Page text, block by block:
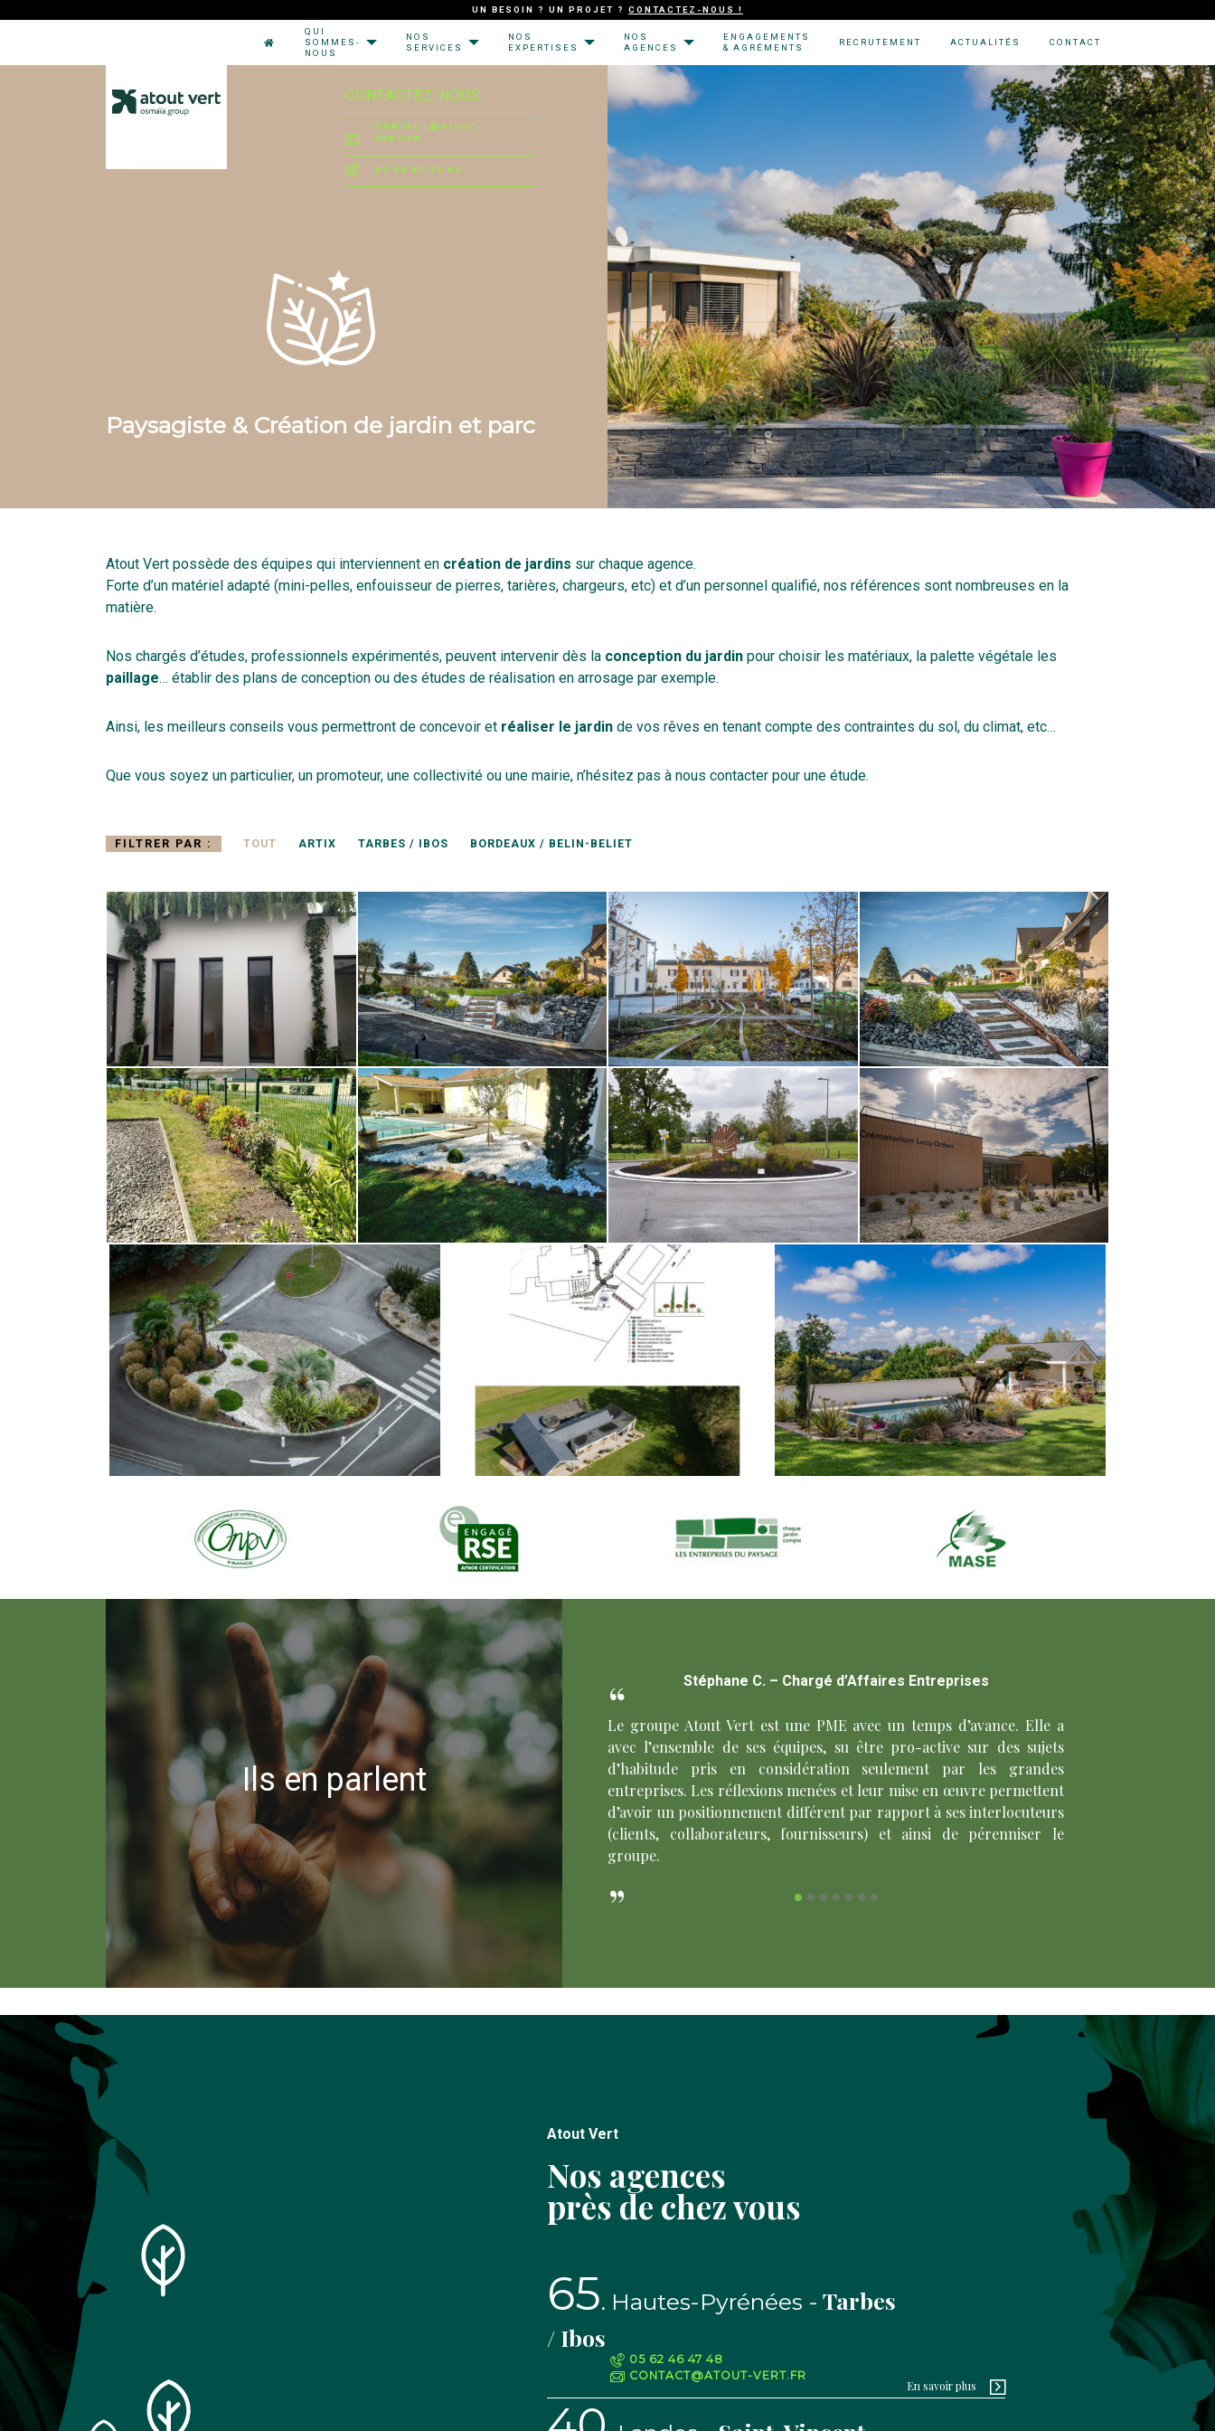
UN BESOIN ? UN PROJET ? CONTACTEZ-NOUS !
QUI
SOMMES-
NOUS
NOS
SERVICES
NOS
EXPERTISES
NOS
AGENCES
ENGAGEMENTS
& AGRÉMENTS
RECRUTEMENT ACTUALITÉS CONTACT
CONTACTEZ-NOUS
CONTACT@ATOUT-
VERT.FR
05 58 43 33 43
Paysagiste & Création de jardin et parc
Atout Vert possède des équipes qui interviennent en création de jardins sur chaque agence.
Forte d’un matériel adapté (mini-pelles, enfouisseur de pierres, tarières, chargeurs, etc) et d’un personnel qualifié, nos références sont nombreuses en la
matière.
Nos chargés d’études, professionnels expérimentés, peuvent intervenir dès la conception du jardin pour choisir les matériaux, la palette végétale les
paillage… établir des plans de conception ou des études de réalisation en arrosage par exemple.
Ainsi, les meilleurs conseils vous permettront de concevoir et réaliser le jardin de vos rêves en tenant compte des contraintes du sol, du climat, etc…
Que vous soyez un particulier, un promoteur, une collectivité ou une mairie, n’hésitez pas à nous contacter pour une étude.
FILTRER PAR : TOUT ARTIX TARBES / IBOS BORDEAUX / BELIN-BELIET
Ils en parlent
Patrice D. –Un marché public
Réactivité et disponibilité de l’encadrement, travail soigné des
équipes techniques.
Stéphane C. – Chargé d’Affaires Entreprises
Le groupe Atout Vert est une PME avec un temps d’avance. Elle a
avec l’ensemble de ses équipes, su être pro-active sur des sujets
d’habitude pris en considération seulement par les grandes
entreprises. Les réflexions menées et leur mise en œuvre permettent
d’avoir un positionnement différent par rapport à ses interlocuteurs
(clients, collaborateurs, fournisseurs) et ainsi de pérenniser le
groupe.
Atout Vert
Nos agences
près de chez vous
65 Hautes-Pyrénées
Tarbes
/ Ibos
05 62 46 47 48
CONTACT@ATOUT-VERT.FR
En savoir plus